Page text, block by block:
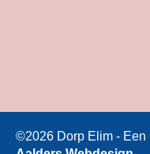
©2026 Dorp Elim - Een